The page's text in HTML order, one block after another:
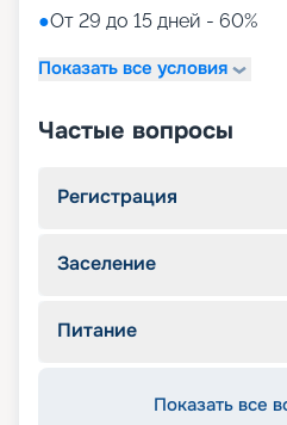
●От 29 до 15 дней - 60%
Показать все условия
Частые вопросы
Регистрация
Заселение
Питание
Показать все